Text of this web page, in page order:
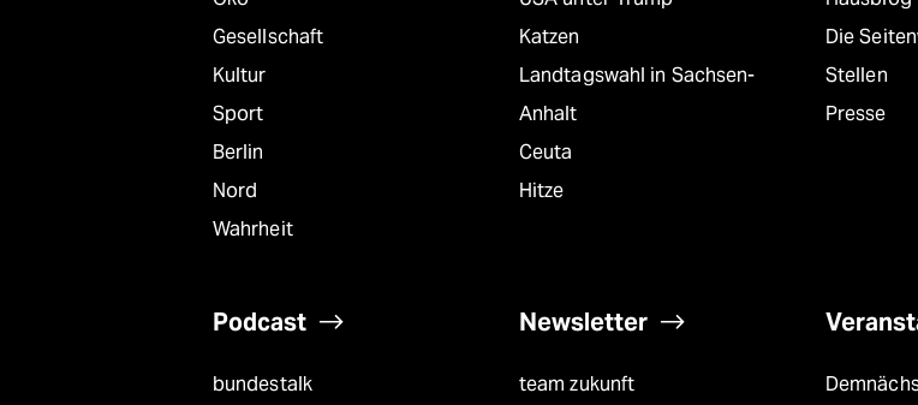
Gesellschaft
Kultur
Sport
Berlin
Nord
Wahrheit
Katzen
Landtagswahl in Sachsen-
Anhalt
Ceuta
Hitze
Die
Stellen
Presse
Podcast
bundestalk
Newsletter
team zukunft